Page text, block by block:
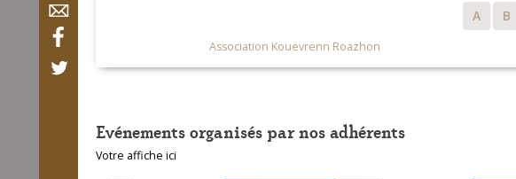
A B
Association Kouevrenn Roazhon
Evénements organisés par nos adhérents
Votre affiche ici